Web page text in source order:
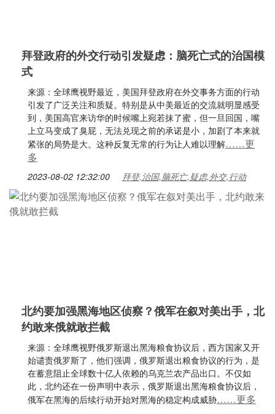
拜登政府的外交行动引发疑虑：脑死亡式的治国模
式
来源：全球鹰视野最近，美国拜登政府在外交事务方面的行动
引发了广泛关注和质疑。特别是从中美最近的交流就明显感受
到，美国高官来访华的时候嘴上宛若抹了蜜，但一旦回国，嘴
上立马变成了臭屁，无法兑现之前的承诺是小，加剧了本来就
紧张的局势是大。这种反复无常的行为让人难以理解……更
多
2023-08-02 12:32:00 拜登,治国,脑死亡,疑虑,外交,行动
北约要加强黑海地区侦察？俄军在叙对美出手，北
约敢来俄就敢拦截
来源：全球鹰视野俄罗斯退出黑海粮食协议后，西方国家又开
始谴责俄罗斯了，他们强调，俄罗斯退出粮食协议的行为，是
在蓄意阻止全球数十亿人依赖的乌克兰农产品出口。不仅如
此，北约还在一份声明中表示，俄罗斯退出黑海粮食协议后，
俄军在黑海的后续行动开始对黑海的稳定构成威胁……更多